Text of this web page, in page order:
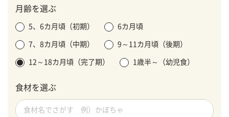
月齢を選ぶ
5、6カ月頃（初期） 6カ月頃
7、8カ月頃（中期） 9～11カ月頃（後期）
12～18カ月頃（完了期） 1歳半～（幼児食）
食材を選ぶ